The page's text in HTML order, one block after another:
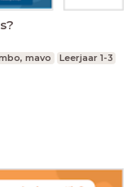
mavo Leerjaar 1-3